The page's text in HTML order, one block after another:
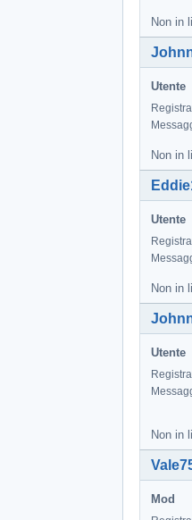
Non in
Utente
Non in
Utente
Non in
Utente
Non in
Mod